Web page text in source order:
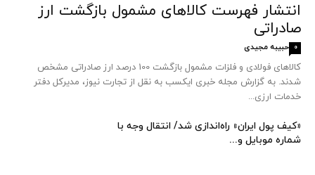
انتشار فهرست کالاهای مشمول بازگشت ارز
صادراتی
حبیبه مجیدی 0
کالاهای فولادی و فلزات مشمول بازگشت 100 درصد ارز صادراتی مشخص
شدند. به گزارش مجله خبری ایکسب به نقل از تجارت نیوز، مدیرکل دفتر
خدمات ارزی...
«کیف پول ایران» راه‌اندازی شد/ انتقال وجه با
شماره موبایل و...